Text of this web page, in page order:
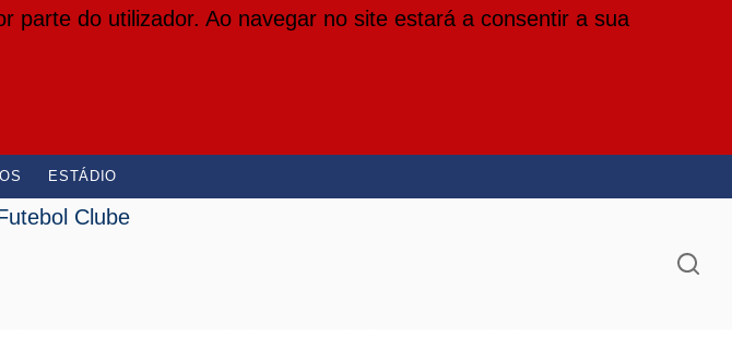
parte do utilizador. Ao navegar no site estará a consentir a sua
ESTÁDIO